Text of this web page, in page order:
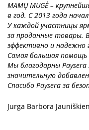
MAMŲ MUGĖ –
в год. С 2013 года
У каждой участницы
за проданные товары.
эффективно и надежно
Самая большая помощь
Мы благодарны Paysera
значительную
Спасибо Paysera за
Jurga Barbora